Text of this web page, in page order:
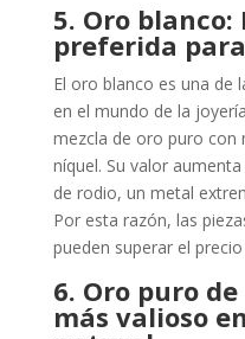
5. Oro blanco:
preferida
El oro blanco es una de
en el mundo de la
mezcla de oro puro con
níquel. Su valor
de rodio, un metal
Por esta razón, las
pueden superar el
6. Oro puro
más valioso